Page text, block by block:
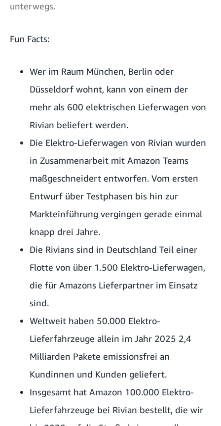
unterwegs.
Fun Facts:
Wer im Raum München, Berlin oder
Düsseldorf wohnt, kann von einem der
mehr als 600 elektrischen Lieferwagen von
Rivian beliefert werden.
Die Elektro-Lieferwagen von Rivian wurden
in Zusammenarbeit mit Amazon Teams
maßgeschneidert entworfen. Vom ersten
Entwurf über Testphasen bis hin zur
Markteinführung vergingen gerade einmal
knapp drei Jahre.
Die Rivians sind in Deutschland Teil einer
Flotte von über 1.500 Elektro-Lieferwagen,
die für Amazons Lieferpartner im Einsatz
sind.
Weltweit haben 50.000 Elektro-
Lieferfahrzeuge allein im Jahr 2025 2,4
Milliarden Pakete emissionsfrei an
Kundinnen und Kunden geliefert.
Insgesamt hat Amazon 100.000 Elektro-
Lieferfahrzeuge bei Rivian bestellt, die wir